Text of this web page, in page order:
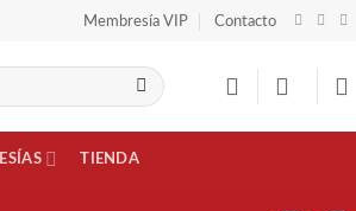
Membresía VIP Contacto
TIENDA